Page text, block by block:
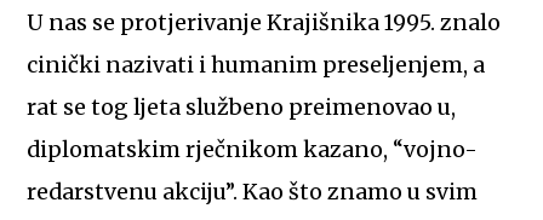
U nas se protjerivanje Krajišnika 1995. znalo
cinički nazivati i humanim preseljenjem, a
rat se tog ljeta službeno preimenovao u,
diplomatskim rječnikom kazano, “vojno-
redarstvenu akciju”. Kao što znamo u svim